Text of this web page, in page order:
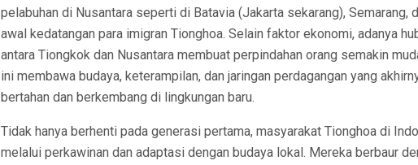
pelabuhan di Nusantara seperti di Batavia (Jakarta sekarang), Semarang,
awal kedatangan para imigran Tionghoa. Selain faktor ekonomi, adanya
antara Tiongkok dan Nusantara membuat perpindahan orang semakin
ini membawa budaya, keterampilan, dan jaringan perdagangan yang
bertahan dan berkembang di lingkungan baru.
Tidak hanya berhenti pada generasi pertama, masyarakat Tionghoa di
melalui perkawinan dan adaptasi dengan budaya lokal. Mereka berbaur